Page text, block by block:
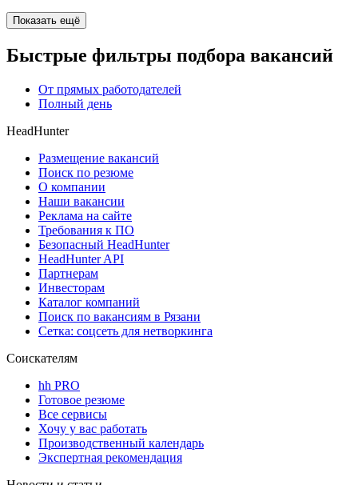
Показать ещё
Быстрые фильтры подбора вакансий
От прямых работодателей
Полный день
HeadHunter
Размещение вакансий
Поиск по резюме
О компании
Наши вакансии
Реклама на сайте
Требования к ПО
Безопасный HeadHunter
HeadHunter API
Партнерам
Инвесторам
Каталог компаний
Поиск по вакансиям в Рязани
Сетка: соцсеть для нетворкинга
Соискателям
hh PRO
Готовое резюме
Все сервисы
Хочу у вас работать
Производственный календарь
Экспертная рекомендация